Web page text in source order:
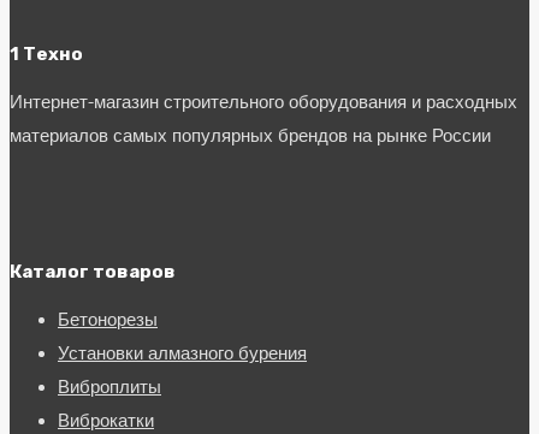
1 Техно
Интернет-магазин строительного оборудования и расходных
материалов самых популярных брендов на рынке России
Каталог товаров
Бетонорезы
Установки алмазного бурения
Виброплиты
Виброкатки